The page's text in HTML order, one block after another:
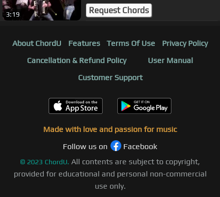
3:19 Request Chords
About ChordU Features Terms Of Use
Privacy Policy
Cancellation & Refund Policy
User Manual
Customer Support
Made with love and passion for music
Follow us on
Facebook
© 2023 ChordU. All contents are subject to copyright,
provided for educational and personal non-commercial
use only.